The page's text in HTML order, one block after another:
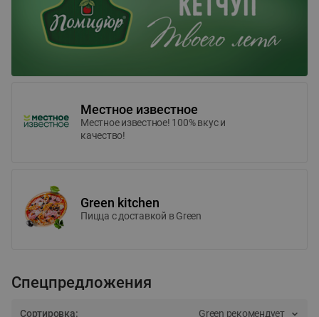
Местное известное
Местное известное! 100% вкус и
качество!
Green kitchen
Пицца c доставкой в Green
Спецпредложения
Сортировка: Green рекомендует